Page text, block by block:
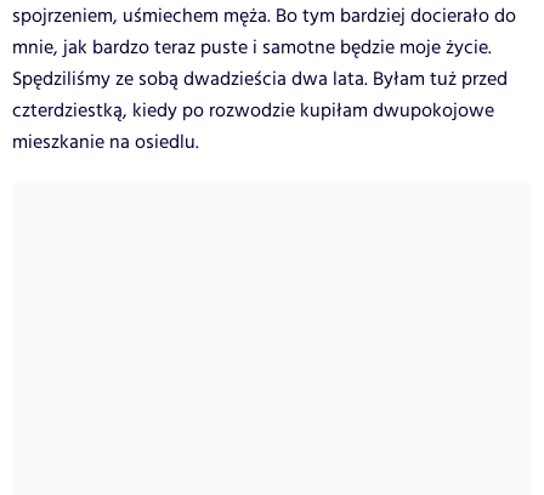
spojrzeniem, uśmiechem męża. Bo tym bardziej docierało do
mnie, jak bardzo teraz puste i samotne będzie moje życie.
Spędziliśmy ze sobą dwadzieścia dwa lata. Byłam tuż przed
czterdziestką, kiedy po rozwodzie kupiłam dwupokojowe
mieszkanie na osiedlu.